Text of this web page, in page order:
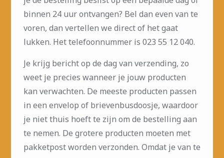
binnen 24 uur ontvangen? Bel dan even van te
voren, dan vertellen we direct of het gaat
lukken. Het telefoonnummer is 023 55 12 040.
Je krijg bericht op de dag van verzending, zo
weet je precies wanneer je jouw producten
kan verwachten. De meeste producten passen
in een envelop of brievenbusdoosje, waardoor
je niet thuis hoeft te zijn om de bestelling aan
te nemen. De grotere producten moeten met
pakketpost worden verzonden. Omdat je van te